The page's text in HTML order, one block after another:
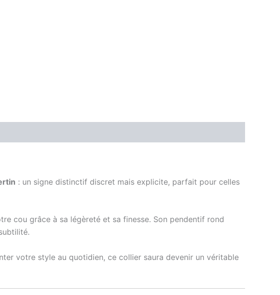
: un signe distinctif discret mais explicite, parfait pour celles
cou grâce à sa légèreté et sa finesse. Son pendentif rond
votre style au quotidien, ce collier saura devenir un véritable